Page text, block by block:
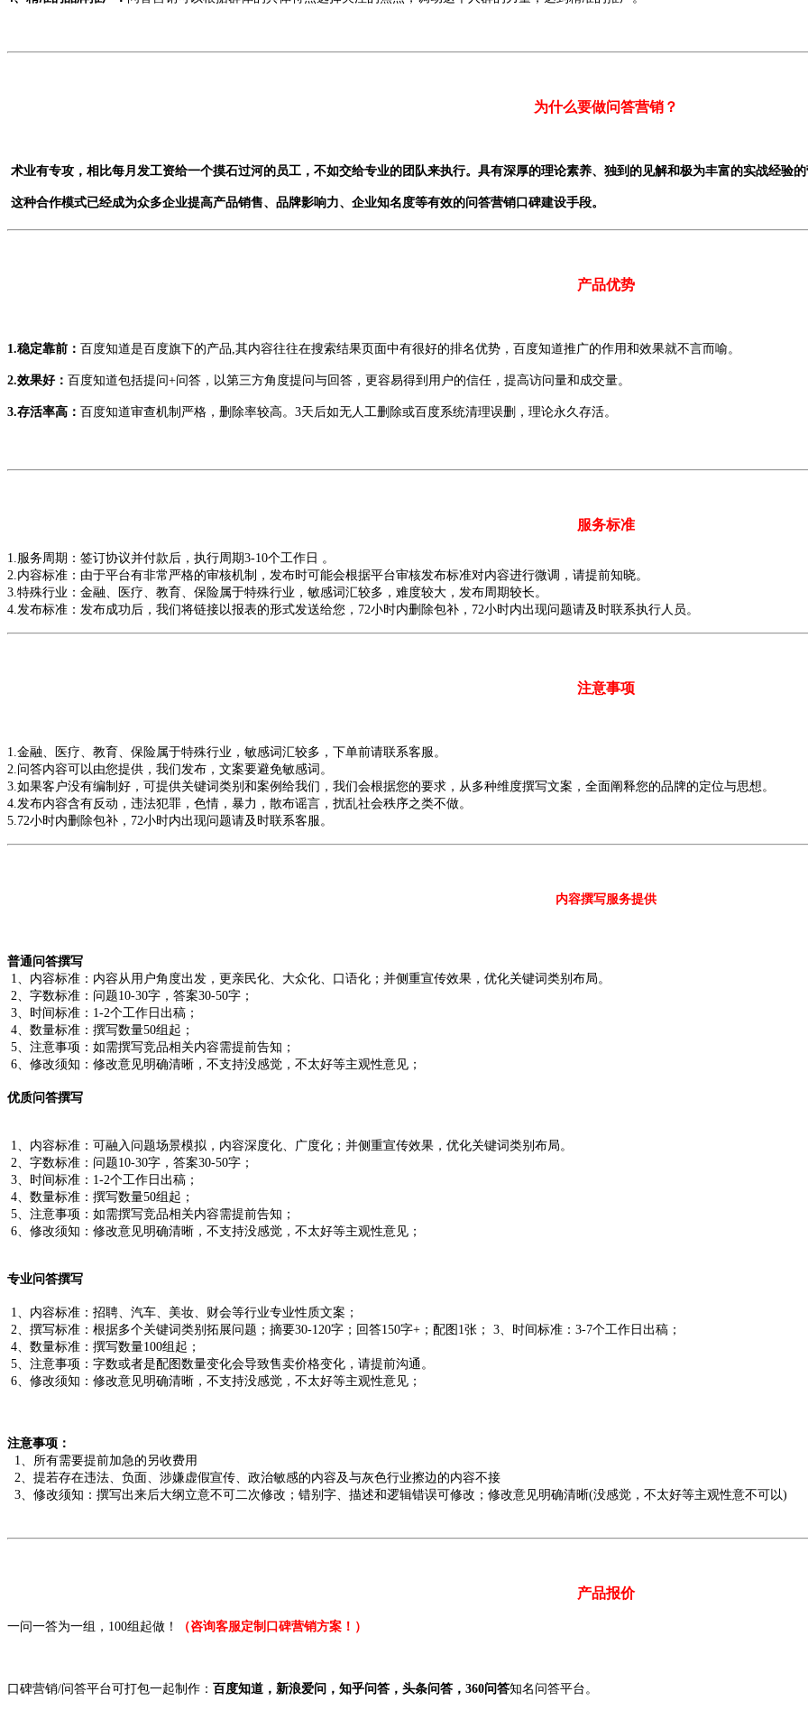
为什么要做问答营销？
术业有专攻，相比每月发工资给一个摸石过河的员工，不如交给专业的团队来执行。具有深厚的理论素养、独到的见解和极为丰富的实战经验
这种合作模式已经成为众多企业提高产品销售、品牌影响力、企业知名度等有效的问答营销口碑建设手段。
产品优势
1.稳定靠前： 百度知道是百度旗下的产品,其内容往往在搜索结果页面中有很好的排名优势，百度知道推广的作用和效果就不言而喻。
2.效果好： 百度知道包括提问+问答，以第三方角度提问与回答，更容易得到用户的信任，提高访问量和成交量。
3.存活率高： 百度知道审查机制严格，删除率较高。3天后如无人工删除或百度系统清理误删，理论永久存活。
服务标准
1.服务周期：签订协议并付款后，执行周期3-10个工作日 。
2.内容标准：由于平台有非常严格的审核机制，发布时可能会根据平台审核发布标准对内容进行微调，请提前知晓。
3.特殊行业：金融、医疗、教育、保险属于特殊行业，敏感词汇较多，难度较大，发布周期较长。
4.发布标准：发布成功后，我们将链接以报表的形式发送给您，72小时内删除包补，72小时内出现问题请及时联系执行人员。
注意事项
1.金融、医疗、教育、保险属于特殊行业，敏感词汇较多，下单前请联系客服。
2.问答内容可以由您提供，我们发布，文案要避免敏感词。
3.如果客户没有编制好，可提供关键词类别和案例给我们，我们会根据您的要求，从多种维度撰写文案，全面阐释您的品牌的定位与思想。
4.发布内容含有反动，违法犯罪，色情，暴力，散布谣言，扰乱社会秩序之类不做。
5.72小时内删除包补，72小时内出现问题请及时联系客服。
内容撰写服务提供
普通问答撰写
1、内容标准：内容从用户角度出发，更亲民化、大众化、口语化；并侧重宣传效果，优化关键词类别布局。
2、字数标准：问题10-30字，答案30-50字；
3、时间标准：1-2个工作日出稿；
4、数量标准：撰写数量50组起；
5、注意事项：如需撰写竞品相关内容需提前告知；
6、修改须知：修改意见明确清晰，不支持没感觉，不太好等主观性意见；
优质问答撰写
1、内容标准：可融入问题场景模拟，内容深度化、广度化；并侧重宣传效果，优化关键词类别布局。
2、字数标准：问题10-30字，答案30-50字；
3、时间标准：1-2个工作日出稿；
4、数量标准：撰写数量50组起；
5、注意事项：如需撰写竞品相关内容需提前告知；
6、修改须知：修改意见明确清晰，不支持没感觉，不太好等主观性意见；
专业问答撰写
1、内容标准：招聘、汽车、美妆、财会等行业专业性质文案；
2、撰写标准：根据多个关键词类别拓展问题；摘要30-120字；回答150字+；配图1张；
3、时间标准：3-7个工作日出稿；
4、数量标准：撰写数量100组起；
5、注意事项：字数或者是配图数量变化会导致售卖价格变化，请提前沟通。
6、修改须知：修改意见明确清晰，不支持没感觉，不太好等主观性意见；
注意事项：
1、所有需要提前加急的另收费用
2、提若存在违法、负面、涉嫌虚假宣传、政治敏感的内容及与灰色行业擦边的内容不接
3、修改须知：撰写出来后大纲立意不可二次修改；错别字、描述和逻辑错误可修改；修改意见明确清晰(没感觉，不太好等主观性意不可以)
产品报价
一问一答为一组，100组起做！ （咨询客服定制口碑营销方案！）
口碑营销/问答平台可打包一起制作： 百度知道，新浪爱问，知乎问答，头条问答，360问答知名问答平台。